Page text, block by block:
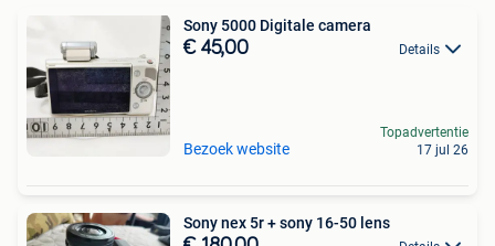
Sony 5000 Digitale camera
€ 45,00 Details
Bezoek website
Topadvertentie
17 jul 26
Sony nex 5r + sony 16-50 lens